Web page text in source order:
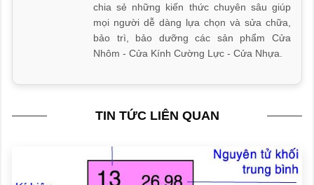
chia sẻ những kiến thức chuyên sâu giúp
mọi người dễ dàng lựa chọn và sửa chữa,
bảo trì, bảo dưỡng các sản phẩm Cửa
Nhôm - Cửa Kính Cường Lực - Cửa Nhựa.
TIN TỨC LIÊN QUAN